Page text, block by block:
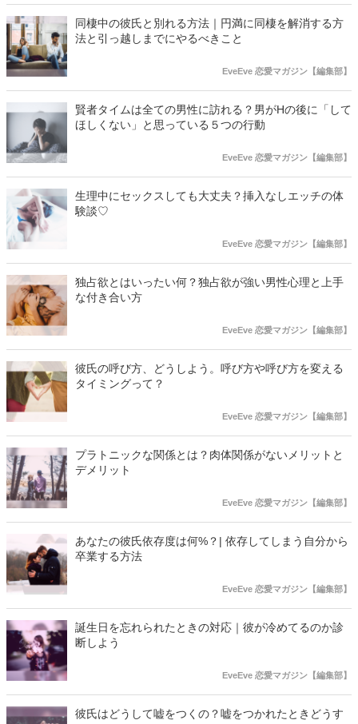
同棲中の彼氏と別れる方法｜円満に同棲を解消する方
法と引っ越しまでにやるべきこと
EveEve 恋愛マガジン【編集部】
賢者タイムは全ての男性に訪れる？男がHの後に「して
ほしくない」と思っている５つの行動
EveEve 恋愛マガジン【編集部】
生理中にセックスしても大丈夫？挿入なしエッチの体
験談♡
EveEve 恋愛マガジン【編集部】
独占欲とはいったい何？独占欲が強い男性心理と上手
な付き合い方
EveEve 恋愛マガジン【編集部】
彼氏の呼び方、どうしよう。呼び方や呼び方を変える
タイミングって？
EveEve 恋愛マガジン【編集部】
プラトニックな関係とは？肉体関係がないメリットと
デメリット
EveEve 恋愛マガジン【編集部】
あなたの彼氏依存度は何%？| 依存してしまう自分から
卒業する方法
EveEve 恋愛マガジン【編集部】
誕生日を忘れられたときの対応｜彼が冷めてるのか診
断しよう
EveEve 恋愛マガジン【編集部】
彼氏はどうして嘘をつくの？嘘をつかれたときどうす